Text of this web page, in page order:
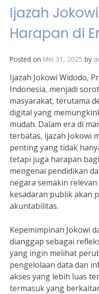
Ijazah
Harapan di
Posted on Mei 31, 2025 by
Ijazah Jokowi Widodo,
Indonesia, menjadi
masyarakat, terutama
digital yang
mudah. Dalam era di
terbatas, ijazah Jokowi
penting yang tidak
tetapi juga harapan
mengenai pendidikan
negara semakin
kesadaran publik akan
akuntabilitas.
Kepemimpinan Jokowi
dianggap sebagai
yang ingin melihat
pengelolaan data dan
akses yang lebih luas
termasuk yang